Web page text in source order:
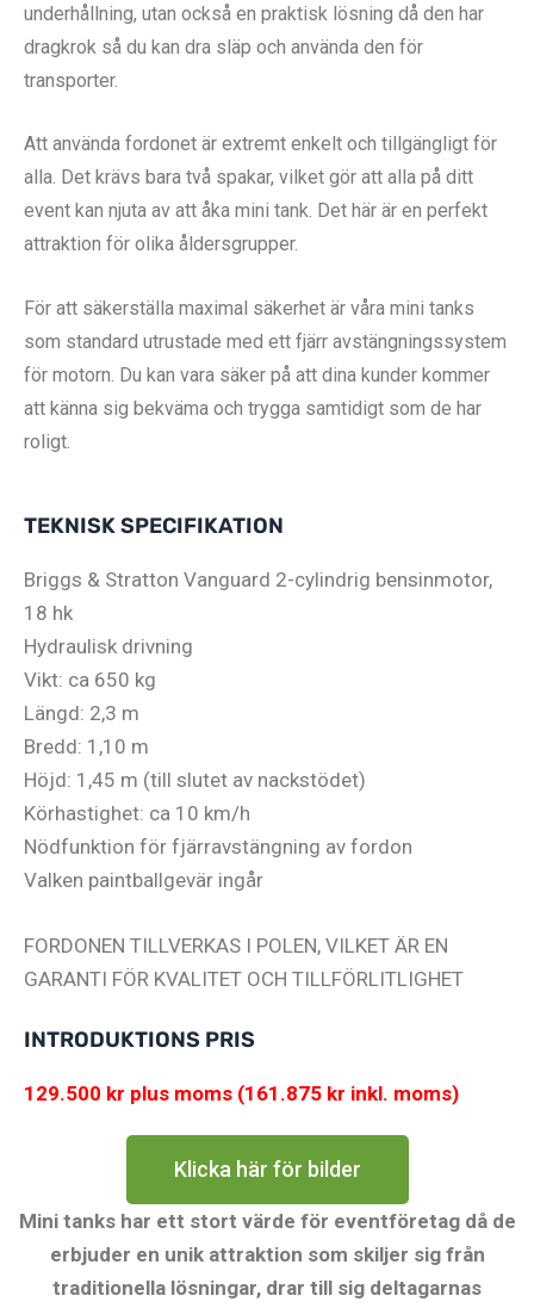
underhållning, utan också en praktisk lösning då den har
dragkrok så du kan dra släp och använda den för
transporter.
Att använda fordonet är extremt enkelt och tillgängligt för
alla. Det krävs bara två spakar, vilket gör att alla på ditt
event kan njuta av att åka mini tank. Det här är en perfekt
attraktion för olika åldersgrupper.
För att säkerställa maximal säkerhet är våra mini tanks
som standard utrustade med ett fjärr avstängningssystem
för motorn. Du kan vara säker på att dina kunder kommer
att känna sig bekväma och trygga samtidigt som de har
roligt.
TEKNISK SPECIFIKATION
Briggs & Stratton Vanguard 2-cylindrig bensinmotor,
18 hk
Hydraulisk drivning
Vikt: ca 650 kg
Längd: 2,3 m
Bredd: 1,10 m
Höjd: 1,45 m (till slutet av nackstödet)
Körhastighet: ca 10 km/h
Nödfunktion för fjärravstängning av fordon
Valken paintballgevär ingår
FORDONEN TILLVERKAS I POLEN, VILKET ÄR EN
GARANTI FÖR KVALITET OCH TILLFÖRLITLIGHET
INTRODUKTIONS PRIS
129.500 kr plus moms (161.875 kr inkl. moms)
Klicka här för bilder
Mini tanks har ett stort värde för eventföretag då de
erbjuder en unik attraktion som skiljer sig från
traditionella lösningar, drar till sig deltagarnas